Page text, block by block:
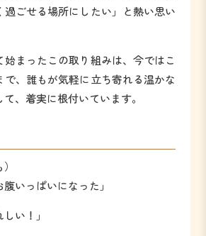
過ごせる場所にしたい」と熱い思い
始まったこの取り組みは、今ではこ
で、誰もが気軽に立ち寄れる温かな
、着実に根付いています。
腹いっぱいになった」
い！」